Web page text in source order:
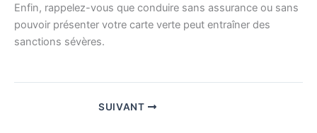
Enfin, rappelez-vous que conduire sans assurance ou sans
pouvoir présenter votre carte verte peut entraîner des
sanctions sévères.
SUIVANT